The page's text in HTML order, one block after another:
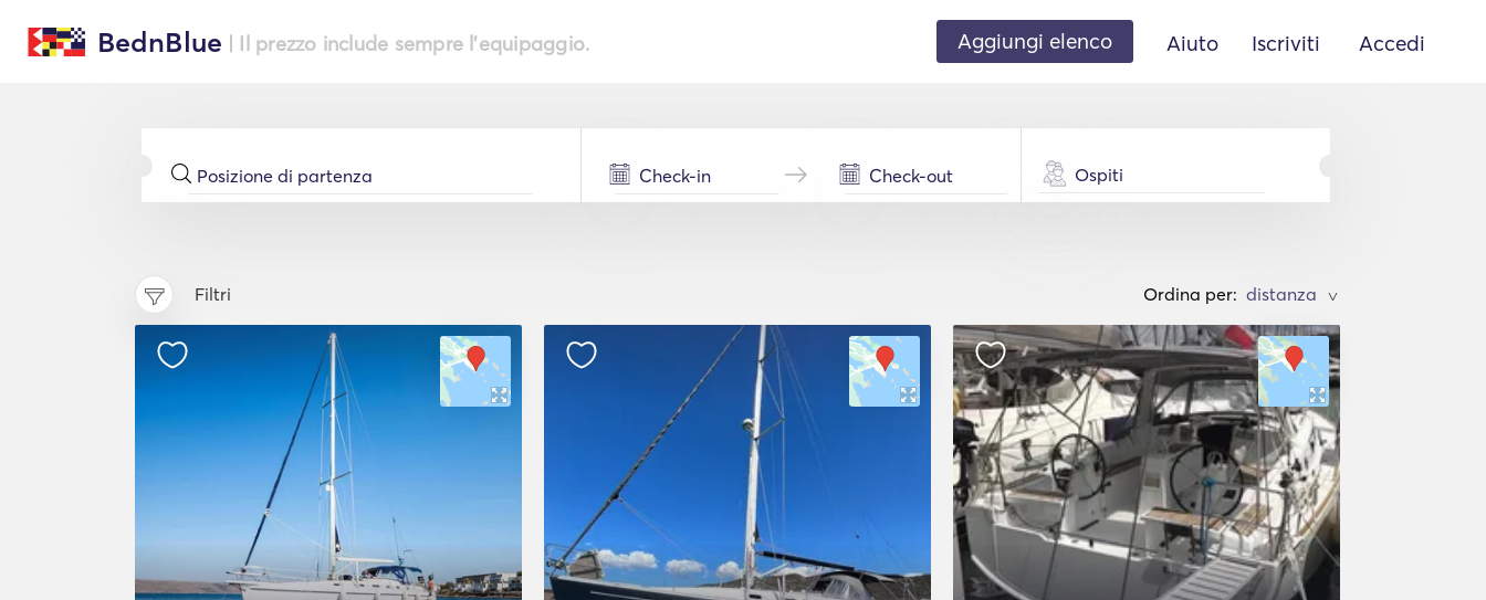
BednBlue | Il prezzo include sempre l'equipaggio. Aggiungi elenco Aiuto Iscriviti Accedi
Ospiti
Filtri Ordina per: >